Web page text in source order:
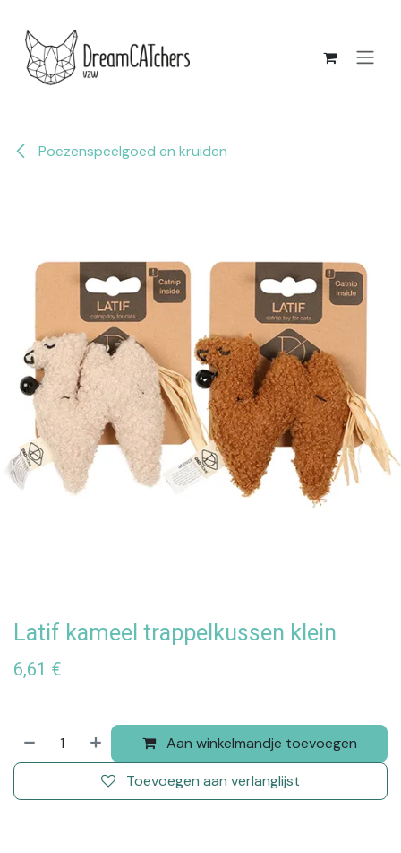
Poezenspeelgoed en kruiden
Latif kameel trappelkussen klein
6,61 €
Aan winkelmandje toevoegen
Toevoegen aan verlanglijst